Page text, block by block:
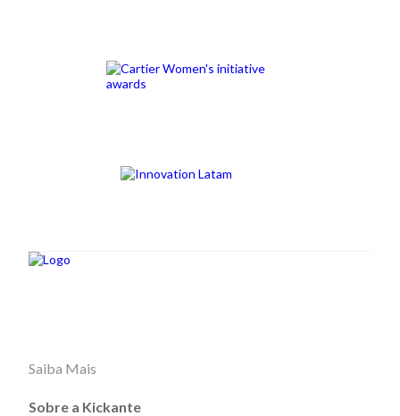
Saiba Mais
Sobre a Kickante